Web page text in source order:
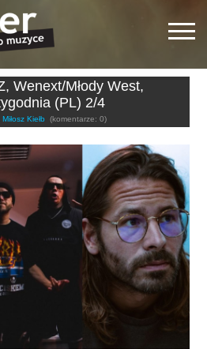
Wenext/Młody West,
(PL) 2/4
Miłosz Kiełb (komentarze: 0)